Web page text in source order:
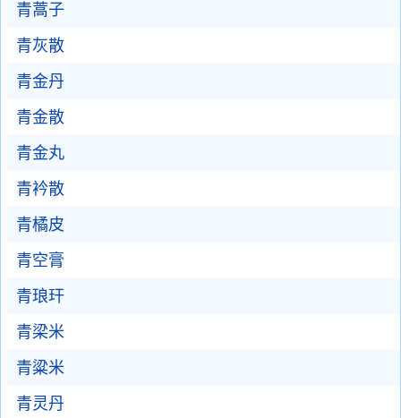
青蒿子
青灰散
青金丹
青金散
青金丸
青衿散
青橘皮
青空膏
青琅玕
青梁米
青粱米
青灵丹